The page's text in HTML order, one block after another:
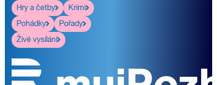
Hry a četby
Krimi
Pohádky
Pořady
Živé vysílání